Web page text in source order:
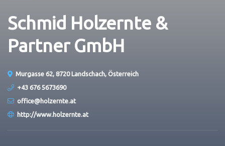
Schmid Holzernte &
Partner GmbH
Murgasse 62, 8720 Landschach, Österreich
+43 676 5673690
office@holzernte.at
http://www.holzernte.at